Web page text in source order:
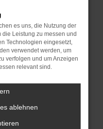
Werbeblocker,
Seiten
Seite in einem
einem privaten
vorübergehende
Browser und dein
es uns, die Nutzung der
Leistung zu messen und
Technologien eingesetzt,
verwendet werden, um
verfolgen und um Anzeigen
relevant sind.
ablehnen